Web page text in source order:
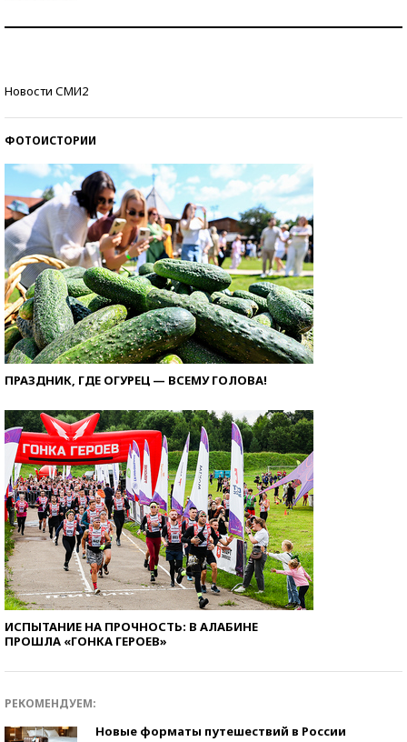
Новости СМИ2
ФОТОИСТОРИИ
ПРАЗДНИК, ГДЕ ОГУРЕЦ — ВСЕМУ ГОЛОВА!
ИСПЫТАНИЕ НА ПРОЧНОСТЬ: В АЛАБИНЕ
ПРОШЛА «ГОНКА ГЕРОЕВ»
РЕКОМЕНДУЕМ:
Новые форматы путешествий в России